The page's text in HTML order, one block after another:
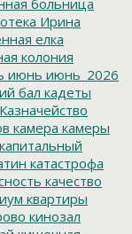
Ирина
елка
колония
июнь июнь_2026
бал кадеты
Казначейство
камера камеры
капитальный
катастрофа
качество
квартиры
кинозал